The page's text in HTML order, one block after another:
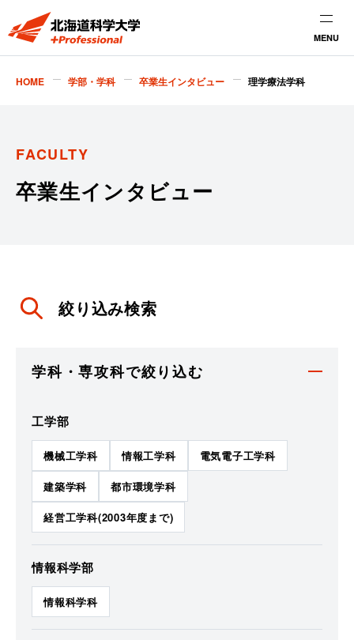
MENU
HOME 学部・学科 卒業生インタビュー 理学療法学科
FACULTY
卒業生インタビュー
絞り込み検索
学科・専攻科で絞り込む
工学部
機械工学科 情報工学科 電気電子工学科
建築学科 都市環境学科
経営工学科(2003年度まで)
情報科学部
情報科学科